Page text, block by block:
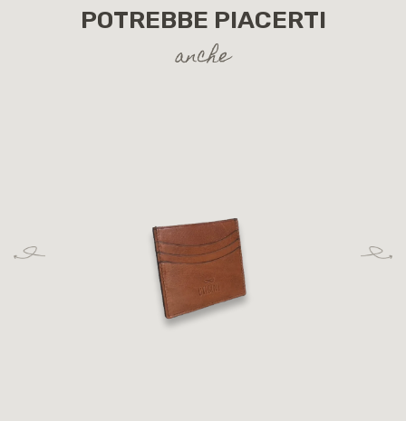
POTREBBE PIACERTI
anche